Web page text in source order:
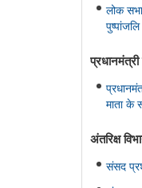
लोक
प्रधानमंत्री
माता के
अंतरिक्ष
संसद